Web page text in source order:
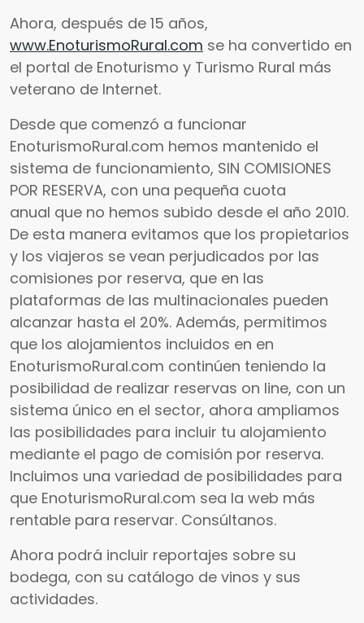
Ahora, después de 15 años,
www.EnoturismoRural.com se ha convertido en
el portal de Enoturismo y Turismo Rural más
veterano de Internet.
Desde que comenzó a funcionar
EnoturismoRural.com hemos mantenido el
sistema de funcionamiento, SIN COMISIONES
POR RESERVA, con una pequeña cuota
anual que no hemos subido desde el año 2010.
De esta manera evitamos que los propietarios
y los viajeros se vean perjudicados por las
comisiones por reserva, que en las
plataformas de las multinacionales pueden
alcanzar hasta el 20%. Además, permitimos
que los alojamientos incluidos en en
EnoturismoRural.com continúen teniendo la
posibilidad de realizar reservas on line, con un
sistema único en el sector, ahora ampliamos
las posibilidades para incluir tu alojamiento
mediante el pago de comisión por reserva.
Incluimos una variedad de posibilidades para
que EnoturismoRural.com sea la web más
rentable para reservar. Consúltanos.
Ahora podrá incluir reportajes sobre su
bodega, con su catálogo de vinos y sus
actividades.